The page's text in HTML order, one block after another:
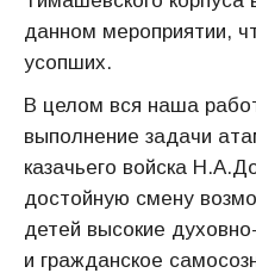
данном мероприятии,
усопших.
В целом вся наша
выполнение задачи
казачьего войска
достойную смену
детей высокие
и гражданское